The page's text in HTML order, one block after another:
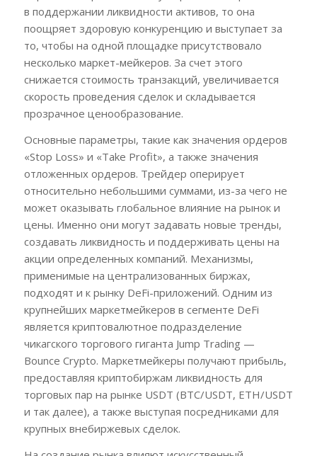
в поддержании ликвидности активов, то она
поощряет здоровую конкуренцию и выступает за
то, чтобы на одной площадке присутствовало
несколько маркет-мейкеров. За счет этого
снижается стоимость транзакций, увеличивается
скорость проведения сделок и складывается
прозрачное ценообразование.
Основные параметры, такие как значения ордеров
«Stop Loss» и «Take Profit», а также значения
отложенных ордеров. Трейдер оперирует
относительно небольшими суммами, из-за чего не
может оказывать глобальное влияние на рынок и
цены. Именно они могут задавать новые тренды,
создавать ликвидность и поддерживать цены на
акции определенных компаний. Механизмы,
применимые на централизованных биржах,
подходят и к рынку DeFi-приложений. Одним из
крупнейших маркетмейкеров в сегменте DeFi
является криптовалютное подразделение
чикагского торгового гиганта Jump Trading —
Bounce Crypto. Маркетмейкеры получают прибыль,
предоставляя криптобиржам ликвидность для
торговых пар на рынке USDT (BTC/USDT, ETH/USDT
и так далее), а также выступая посредниками для
крупных внебиржевых сделок.